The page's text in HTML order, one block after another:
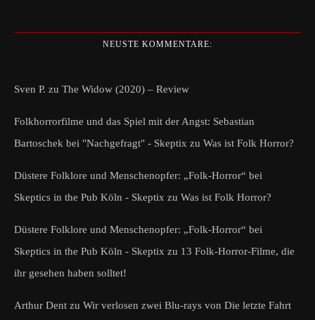
NEUSTE KOMMENTARE:
Sven P. zu The Widow (2020) – Review
Folkhorrorfilme und das Spiel mit der Angst: Sebastian
Bartoschek bei "Nachgefragt" - Skeptix zu Was ist Folk Horror?
Düstere Folklore und Menschenopfer: „Folk-Horror“ bei
Skeptics in the Pub Köln - Skeptix zu Was ist Folk Horror?
Düstere Folklore und Menschenopfer: „Folk-Horror“ bei
Skeptics in the Pub Köln - Skeptix zu 13 Folk-Horror-Filme, die
ihr gesehen haben solltet!
Arthur Dent zu Wir verlosen zwei Blu-rays von Die letzte Fahrt